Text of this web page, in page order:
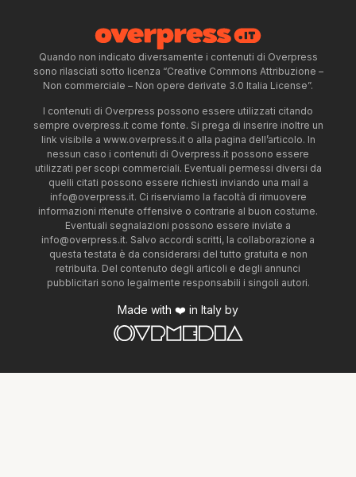
Quando non indicato diversamente i contenuti di Overpress
sono rilasciati sotto licenza “Creative Commons Attribuzione –
Non commerciale – Non opere derivate 3.0 Italia License”.
I contenuti di Overpress possono essere utilizzati citando
sempre overpress.it come fonte. Si prega di inserire inoltre un
link visibile a www.overpress.it o alla pagina dell’articolo. In
nessun caso i contenuti di Overpress.it possono essere
utilizzati per scopi commerciali. Eventuali permessi diversi da
quelli citati possono essere richiesti inviando una mail a
info@overpress.it. Ci riserviamo la facoltà di rimuovere
informazioni ritenute offensive o contrarie al buon costume.
Eventuali segnalazioni possono essere inviate a
info@overpress.it. Salvo accordi scritti, la collaborazione a
questa testata è da considerarsi del tutto gratuita e non
retribuita. Del contenuto degli articoli e degli annunci
pubblicitari sono legalmente responsabili i singoli autori.
Made with ❤️ in Italy by